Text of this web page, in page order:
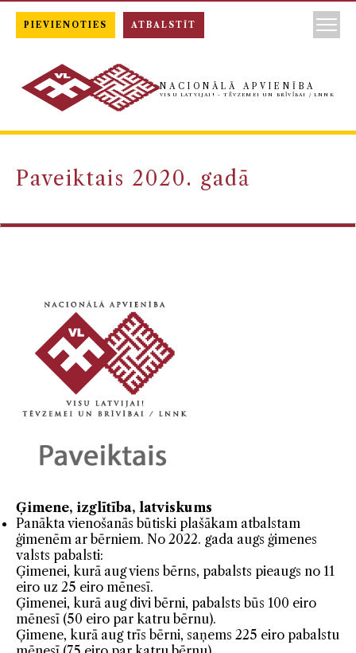
NACIONĀLĀ APVIENĪBA
VISU LATVIJAI! - TĒVZEMEI UN BRĪVĪBAI / LNNK
Paveiktais 2020. gadā
Ģimene, izglītība, latviskums
Panākta vienošanās būtiski plašākam atbalstam
ģimenēm ar bērniem. No 2022. gada augs ģimenes
valsts pabalsti:
Ģimenei, kurā aug viens bērns, pabalsts pieaugs no 11
eiro uz 25 eiro mēnesī.
Ģimenei, kurā aug divi bērni, pabalsts būs 100 eiro
mēnesī (50 eiro par katru bērnu).
Ģimene, kurā aug trīs bērni, saņems 225 eiro pabalstu
PIEVIENOTIES ATBALSTĪT